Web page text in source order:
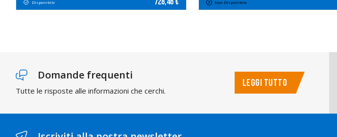
Disponibile Non Disponibile
Domande frequenti
Tutte le risposte alle informazioni che cerchi.
LEGGI TUTTO